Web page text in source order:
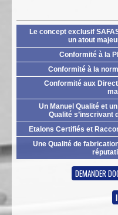
Le concept exclusif
un atout
Conformité à la
Conformité à la
Conformité aux
Un Manuel Qualité et
Qualité s’inscrivant
Etalons Certifiés et
Une Qualité de
DEMANDER